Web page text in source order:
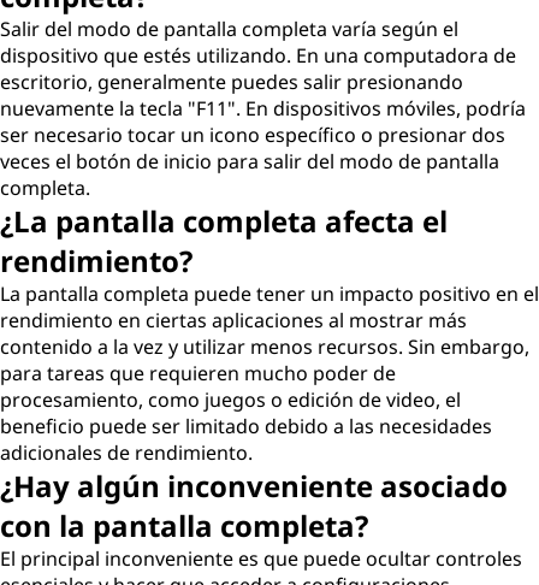
Salir del modo de pantalla completa varía según el
dispositivo que estés utilizando. En una computadora de
escritorio, generalmente puedes salir presionando
nuevamente la tecla "F11". En dispositivos móviles, podría
ser necesario tocar un icono específico o presionar dos
veces el botón de inicio para salir del modo de pantalla
completa.
¿La pantalla completa afecta el
rendimiento?
La pantalla completa puede tener un impacto positivo en el
rendimiento en ciertas aplicaciones al mostrar más
contenido a la vez y utilizar menos recursos. Sin embargo,
para tareas que requieren mucho poder de
procesamiento, como juegos o edición de video, el
beneficio puede ser limitado debido a las necesidades
adicionales de rendimiento.
¿Hay algún inconveniente asociado
con la pantalla completa?
El principal inconveniente es que puede ocultar controles